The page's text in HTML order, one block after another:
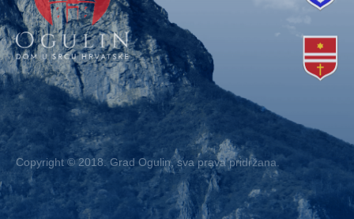
Copyright © 2018. Grad Ogulin, sva prava pridržana.
Design by EA93